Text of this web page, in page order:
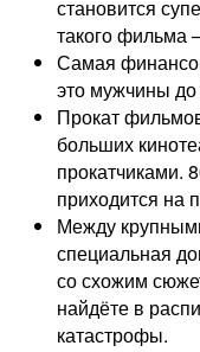
становится
такого фильма
Самая
это мужчины до
Прокат
больших
прокатчиками.
приходится на
Между
специальная
со схожим
найдёте в
катастрофы.